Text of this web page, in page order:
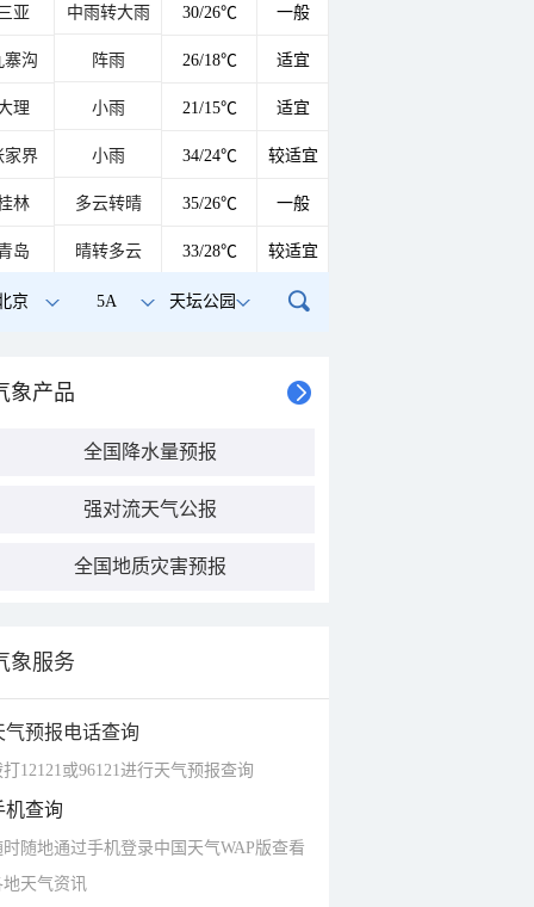
亚 中雨转大雨 30/26℃ 一般
寨沟 阵雨 26/18℃ 适宜
理 小雨 21/15℃ 适宜
家界 小雨 34/24℃ 较适宜
林 多云转晴 35/26℃ 一般
岛 晴转多云 33/28℃ 较适宜
京 5A 天坛公园
象产品
全国降水量预报
强对流天气公报
全国地质灾害预报
象服务
气预报电话查询
打12121或96121进行天气预报查询
机查询
时随地通过手机登录中国天气WAP版查看
地天气资讯